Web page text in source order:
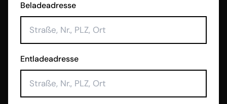
Beladeadresse
Entladeadresse